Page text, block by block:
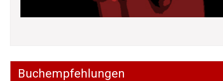
Buchempfehlungen